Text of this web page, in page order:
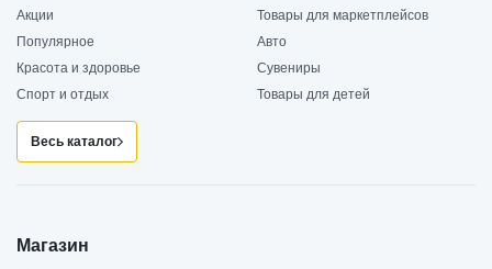
Акции
Товары для маркетплейсов
Популярное
Авто
Красота и здоровье
Сувениры
Спорт и отдых
Товары для детей
Весь каталог
Магазин